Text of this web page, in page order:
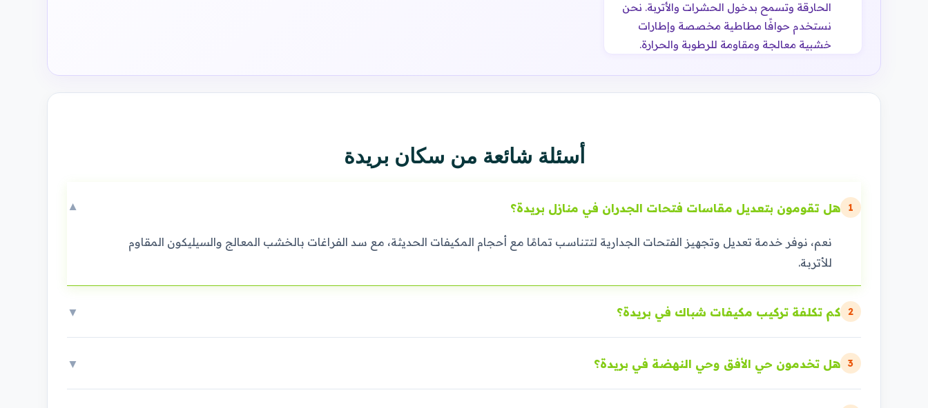
الحارقة وتسمح بدخول الحشرات والأتربة. نحن
نستخدم حوافًا مطاطية مخصصة وإطارات
خشبية معالجة ومقاومة للرطوبة والحرارة.
أسئلة شائعة من سكان بريدة
1 هل تقومون بتعديل مقاسات فتحات الجدران في منازل بريدة؟ ▼
نعم، نوفر خدمة تعديل وتجهيز الفتحات الجدارية لتتناسب تمامًا مع أحجام المكيفات الحديثة، مع سد الفراغات بالخشب المعالج والسيليكون المقاوم
للأتربة.
2 كم تكلفة تركيب مكيفات شباك في بريدة؟ ▼
3 هل تخدمون حي الأفق وحي النهضة في بريدة؟ ▼